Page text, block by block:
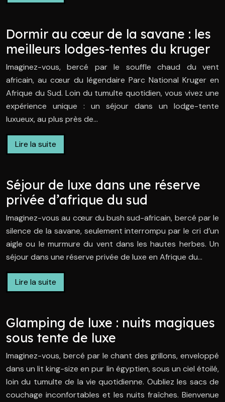
Dormir au cœur de la savane : les
meilleurs lodges-tentes du kruger
Imaginez-vous, bercé par le souffle chaud du vent
africain, au cœur du légendaire Parc National Kruger en
Afrique du Sud. Loin du tumulte quotidien, vous vivez une
expérience unique : un séjour dans un lodge-tente
luxueux, au plus près de…
Lire la suite
Séjour de luxe dans une réserve
privée d’afrique du sud
Imaginez-vous au cœur du bush sud-africain, bercé par le
silence de la savane, seulement interrompu par le cri d’un
aigle ou le murmure du vent dans les hautes herbes. Un
séjour dans une réserve privée de luxe en Afrique du…
Lire la suite
Glamping de luxe : nuits magiques
sous tente de luxe
Imaginez-vous, bercé par le chant des grillons, enveloppé
dans un lit king-size en pur lin égyptien, sous un ciel étoilé,
loin du tumulte de la vie quotidienne. Oubliez les sacs de
couchage inconfortables et les nuits fraîches. Bienvenue